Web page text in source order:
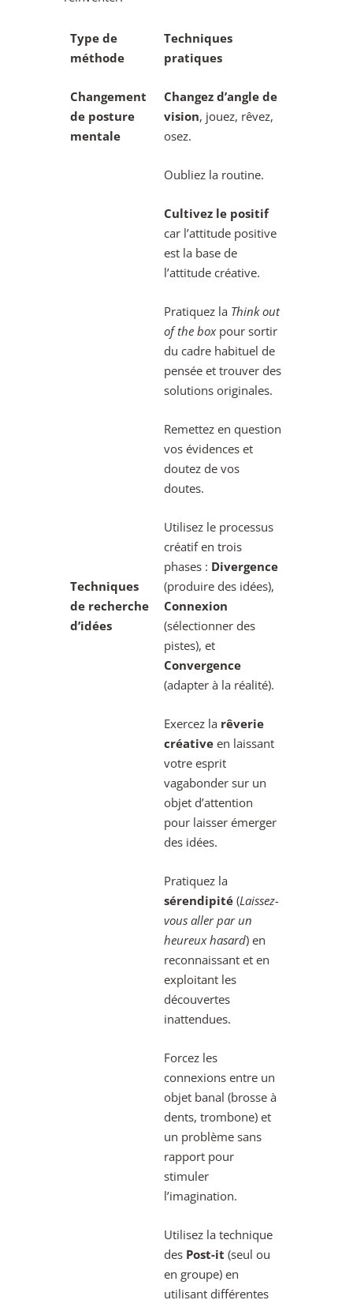
Type de
méthode
Techniques
pratiques
Changement
de posture
mentale
Changez d’angle de
vision, jouez, rêvez,
osez.
Oubliez la routine.
Cultivez le positif
car l’attitude positive
est la base de
l’attitude créative.
Pratiquez la Think out
of the boxpour sortir
du cadre habituel de
pensée et trouver des
solutions originales.
Remettez en question
vos évidences et
doutez de vos
doutes.
Techniques
de recherche
d’idées
Utilisez le processus
créatif en trois
phases : Divergence
(produire des idées),
Connexion
(sélectionner des
pistes), et
Convergence
(adapter à la réalité).
Exercez la rêverie
créative en laissant
votre esprit
vagabonder sur un
objet d’attention
pour laisser émerger
des idées.
Pratiquez la
sérendipité (Laissez-
vous aller par un
heureux hasard) en
reconnaissant et en
exploitant les
découvertes
inattendues.
Forcez les
connexions entre un
objet banal (brosse à
dents, trombone) et
un problème sans
rapport pour
stimuler
l’imagination.
Utilisez la technique
des Post-it (seul ou
en groupe) en
utilisant différentes